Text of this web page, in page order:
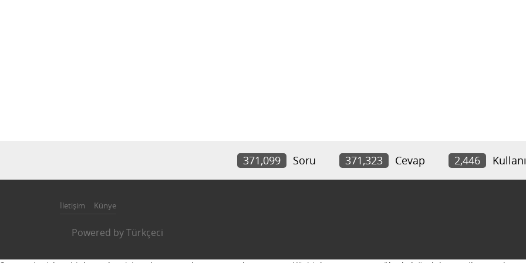
371,099 Soru 371,323 Cevap 2,446
İletişim Künye
Powered byTürkçeci